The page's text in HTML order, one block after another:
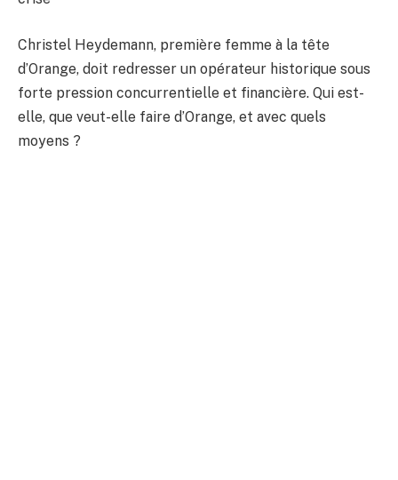
Christel Heydemann, première femme à la tête
d’Orange, doit redresser un opérateur historique sous
forte pression concurrentielle et financière. Qui est-
elle, que veut-elle faire d’Orange, et avec quels
moyens ?